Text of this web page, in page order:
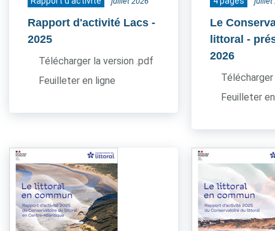
Rapport d'activité Lacs -
2025
Télécharger la version .pdf
Feuilleter en ligne
Le
littoral -
2026
Feuilleter